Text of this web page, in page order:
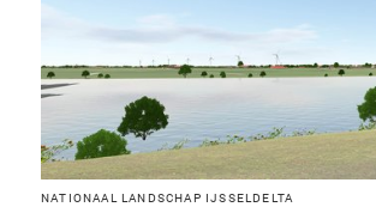
NATIONAAL LANDSCHAP IJSSELDELTA